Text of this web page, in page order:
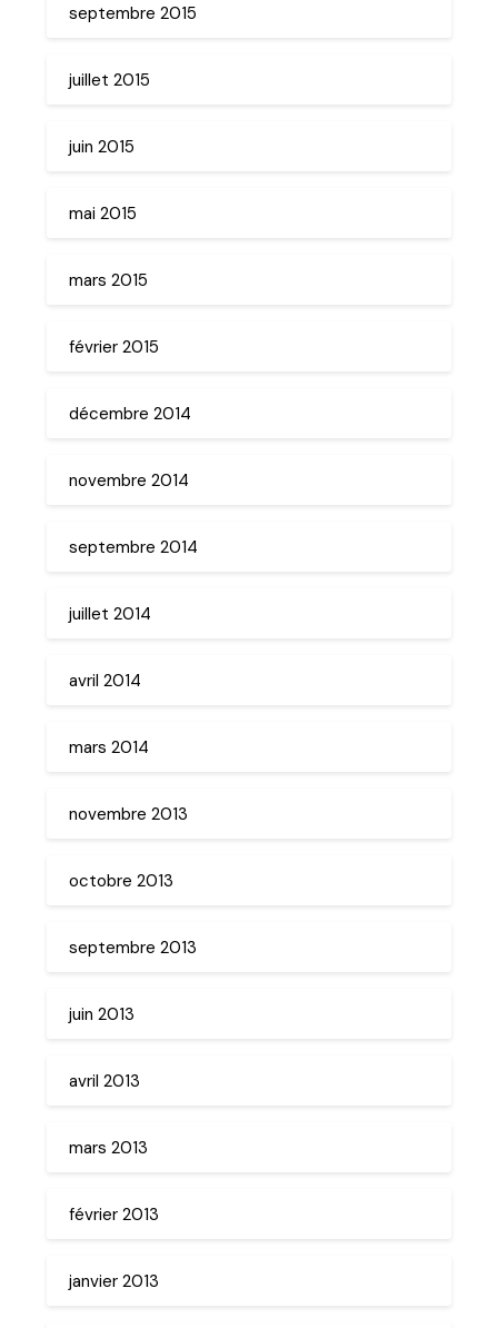
septembre 2015
juillet 2015
juin 2015
mai 2015
mars 2015
février 2015
décembre 2014
novembre 2014
septembre 2014
juillet 2014
avril 2014
mars 2014
novembre 2013
octobre 2013
septembre 2013
juin 2013
avril 2013
mars 2013
février 2013
janvier 2013